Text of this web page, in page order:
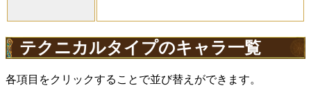
テクニカルタイプのキャラ一覧
各項目をクリックすることで並び替えができます。